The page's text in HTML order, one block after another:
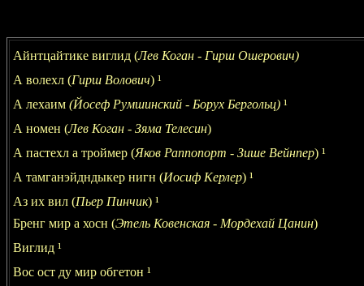
Айнтцайтике виглид (Лев Коган - Гирш Ошерович)
А волехл (Гирш Волович) ¹
А лехаим (Йосеф Румшинский - Борух Бергольц) ¹
А номен (Лев Коган - Зяма Телесин)
А пастехл а троймер (Яков Раппопорт - Зише Вейнпер) ¹
А тамганэйдндыкер нигн (Иосиф Керлер) ¹
Аз их вил (Пьер Пинчик) ¹
Бренг мир а хосн (Этель Ковенская - Мордехай Цанин)
Виглид ¹
Вос ост ду мир обгетон ¹